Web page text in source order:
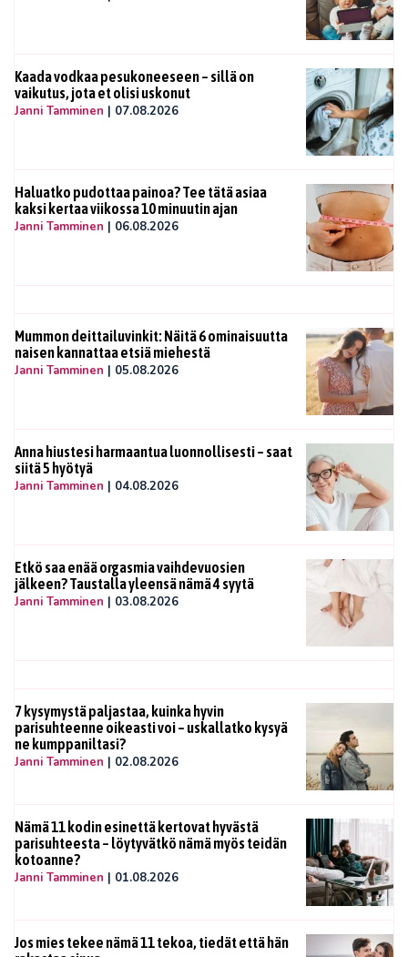
Kaada vodkaa pesukoneeseen – sillä on
vaikutus, jota et olisi uskonut
Janni Tamminen | 07.08.2026
Haluatko pudottaa painoa? Tee tätä asiaa
kaksi kertaa viikossa 10 minuutin ajan
Janni Tamminen | 06.08.2026
Mummon deittailuvinkit: Näitä 6 ominaisuutta
naisen kannattaa etsiä miehestä
Janni Tamminen | 05.08.2026
Anna hiustesi harmaantua luonnollisesti – saat
siitä 5 hyötyä
Janni Tamminen | 04.08.2026
Etkö saa enää orgasmia vaihdevuosien
jälkeen? Taustalla yleensä nämä 4 syytä
Janni Tamminen | 03.08.2026
7 kysymystä paljastaa, kuinka hyvin
parisuhteenne oikeasti voi – uskallatko kysyä
ne kumppaniltasi?
Janni Tamminen | 02.08.2026
Nämä 11 kodin esinettä kertovat hyvästä
parisuhteesta – löytyvätkö nämä myös teidän
kotoanne?
Janni Tamminen | 01.08.2026
Jos mies tekee nämä 11 tekoa, tiedät että hän